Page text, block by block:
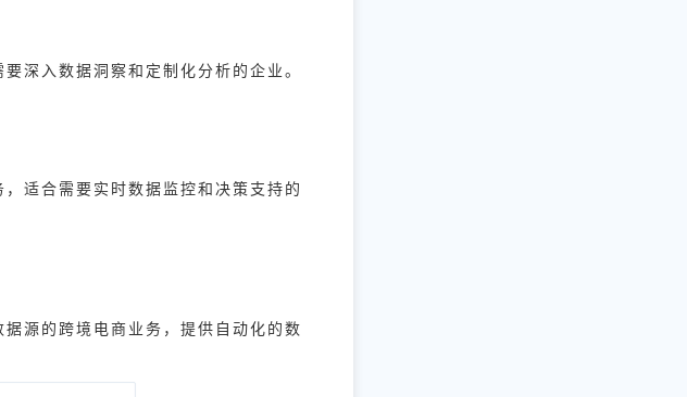
深入数据洞察和定制化分析的企业。
适合需要实时数据监控和决策支持的
源的跨境电商业务，提供自动化的数